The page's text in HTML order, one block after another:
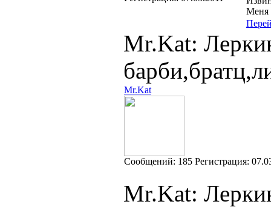
Меня
Mr.Kat:
Mr.Kat
Cообщений: 185 Регистрация:
Mr.Kat: